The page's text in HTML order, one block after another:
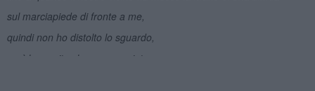
sul marciapiede di fronte a me,
quindi non ho distolto lo sguardo,
così ho capito che ero cresciuto.